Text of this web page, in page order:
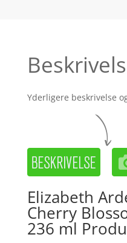
Yderligere beskrivelse
Elizabeth
Cherry
236 ml